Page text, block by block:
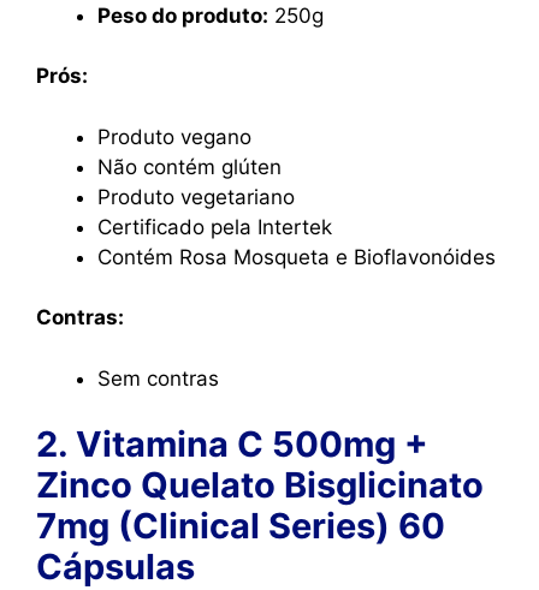
Peso do produto: 250g
Prós:
Produto vegano
Não contém glúten
Produto vegetariano
Certificado pela Intertek
Contém Rosa Mosqueta e Bioflavonóides
Contras:
Sem contras
2. Vitamina C 500mg +
Zinco Quelato Bisglicinato
7mg (Clinical Series) 60
Cápsulas